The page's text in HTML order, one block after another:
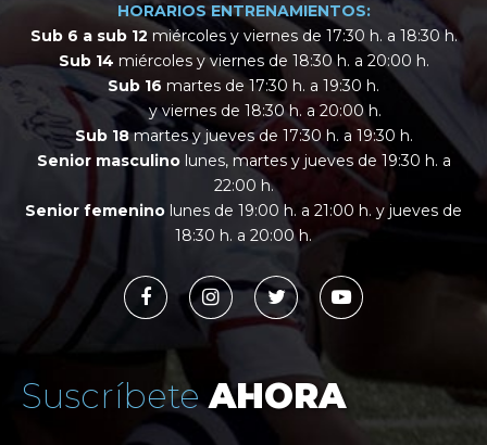
HORARIOS ENTRENAMIENTOS:
Sub 6 a sub 12 miércoles y viernes de 17:30 h. a 18:30 h.
Sub 14 miércoles y viernes de 18:30 h. a 20:00 h.
Sub 16 martes de 17:30 h. a 19:30 h.
y viernes de 18:30 h. a 20:00 h.
Sub 18martes y jueves de 17:30 h. a 19:30 h.
Senior masculino lunes, martes y jueves de 19:30 h. a
22:00 h.
Senior femenino lunes de 19:00 h. a 21:00 h. y jueves de
18:30 h. a 20:00 h.
SuscríbeteAHORA